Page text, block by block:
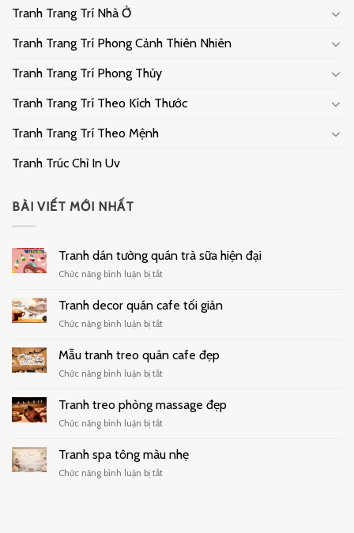
Tranh Trang Trí Nhà Ở
Tranh Trang Trí Phong Cảnh Thiên Nhiên
Tranh Trang Trí Phong Thủy
Tranh Trang Trí Theo Kích Thước
Tranh Trang Trí Theo Mệnh
Tranh Trúc Chỉ In Uv
BÀI VIẾT MỚI NHẤT
Tranh dán tường quán trà sữa hiện đại
Chức năng bình luận bị tắtở
dán
quán
sữa
Tranh decor quán cafe tối giản
Chức năng bình luận bị tắtở
decor
cafe
giản
Mẫu tranh treo quán cafe đẹp
Chức năng bình luận bị tắtở
quán
đẹp
Tranh treo phòng massage đẹp
Chức năng bình luận bị tắtở
treo
phòng
massage
Tranh spa tông màu nhẹ
Chức năng bình luận bị tắtở